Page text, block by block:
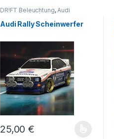
DR!FT Beleuchtung,Audi
Scheinwerfer/Grills
Audi Rally Scheinwerfer
25,00€
Dieses Produkt weist mehrere